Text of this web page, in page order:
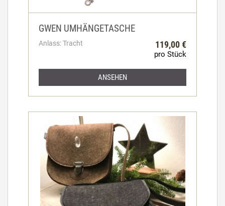
GWEN UMHÄNGETASCHE
Anlass: Tracht 119,00 €
pro Stück
ANSEHEN